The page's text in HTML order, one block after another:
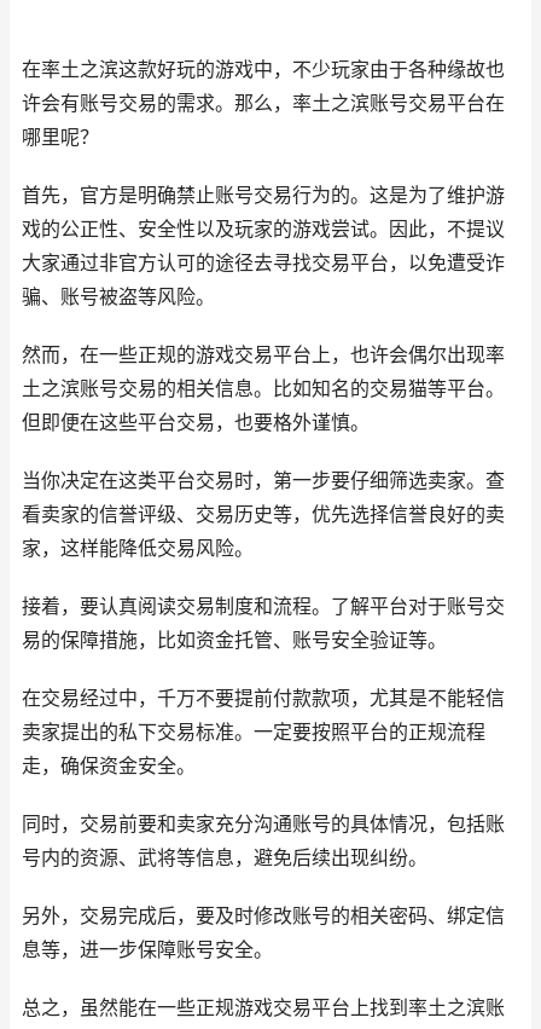
在率土之滨这款好玩的游戏中，不少玩家由于各种缘故也
许会有账号交易的需求。那么，率土之滨账号交易平台在
哪里呢？
首先，官方是明确禁止账号交易行为的。这是为了维护游
戏的公正性、安全性以及玩家的游戏尝试。因此，不提议
大家通过非官方认可的途径去寻找交易平台，以免遭受诈
骗、账号被盗等风险。
然而，在一些正规的游戏交易平台上，也许会偶尔出现率
土之滨账号交易的相关信息。比如知名的交易猫等平台。
但即便在这些平台交易，也要格外谨慎。
当你决定在这类平台交易时，第一步要仔细筛选卖家。查
看卖家的信誉评级、交易历史等，优先选择信誉良好的卖
家，这样能降低交易风险。
接着，要认真阅读交易制度和流程。了解平台对于账号交
易的保障措施，比如资金托管、账号安全验证等。
在交易经过中，千万不要提前付款款项，尤其是不能轻信
卖家提出的私下交易标准。一定要按照平台的正规流程
走，确保资金安全。
同时，交易前要和卖家充分沟通账号的具体情况，包括账
号内的资源、武将等信息，避免后续出现纠纷。
另外，交易完成后，要及时修改账号的相关密码、绑定信
息等，进一步保障账号安全。
总之，虽然能在一些正规游戏交易平台上找到率土之滨账